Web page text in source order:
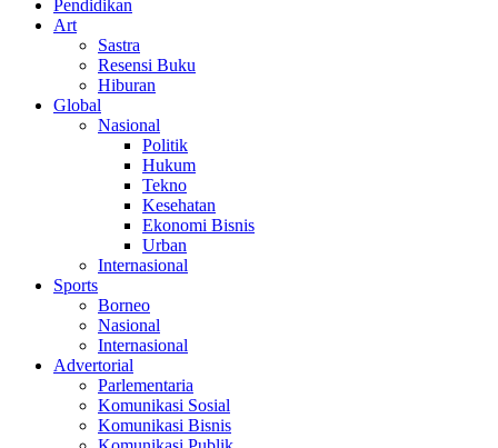
Pendidikan
Art
Sastra
Resensi Buku
Hiburan
Global
Nasional
Politik
Hukum
Tekno
Kesehatan
Ekonomi Bisnis
Urban
Internasional
Sports
Borneo
Nasional
Internasional
Advertorial
Parlementaria
Komunikasi Sosial
Komunikasi Bisnis